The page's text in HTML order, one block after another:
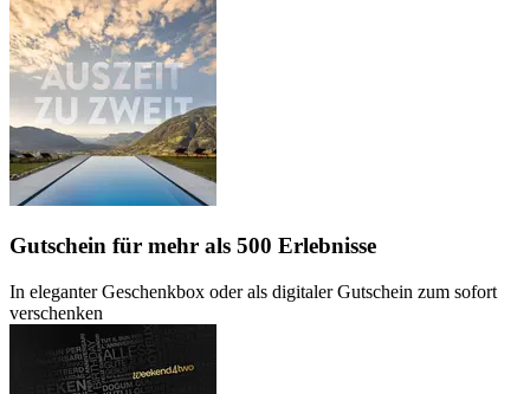
Gutschein für mehr als 500 Erlebnisse
In eleganter Geschenkbox oder als digitaler Gutschein zum sofort
verschenken